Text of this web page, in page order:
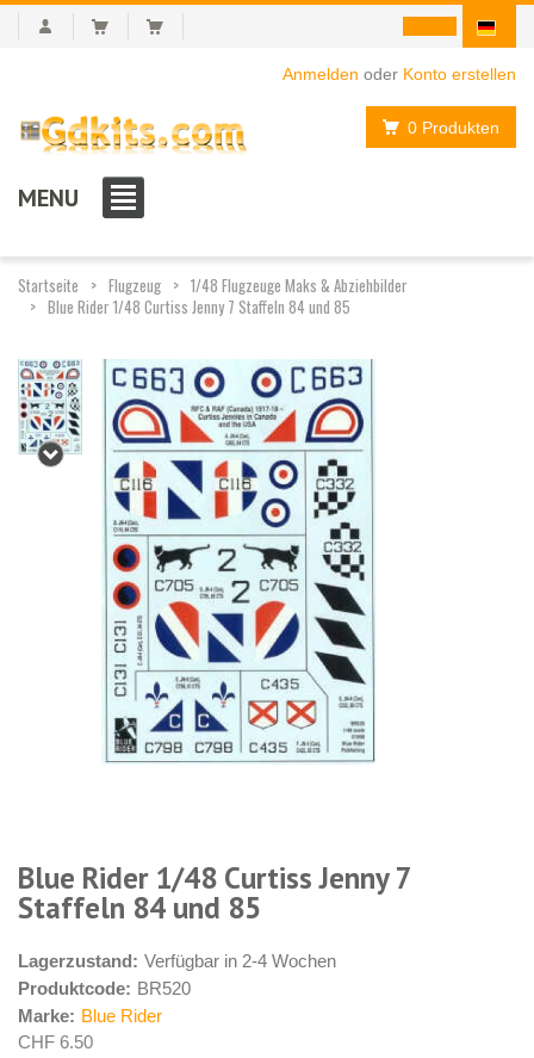
Anmelden oder Konto erstellen
0 Produkten
MENU
Startseite Flugzeug
1/48 Flugzeuge Maks & Abziehbilder
Blue Rider 1/48 Curtiss Jenny 7 Staffeln 84 und 85
Blue Rider 1/48 Curtiss Jenny 7
Staffeln 84 und 85
Lagerzustand: Verfügbar in 2-4 Wochen
Produktcode: BR520
Marke: Blue Rider
CHF 6.50